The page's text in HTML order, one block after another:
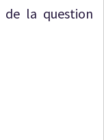
la question